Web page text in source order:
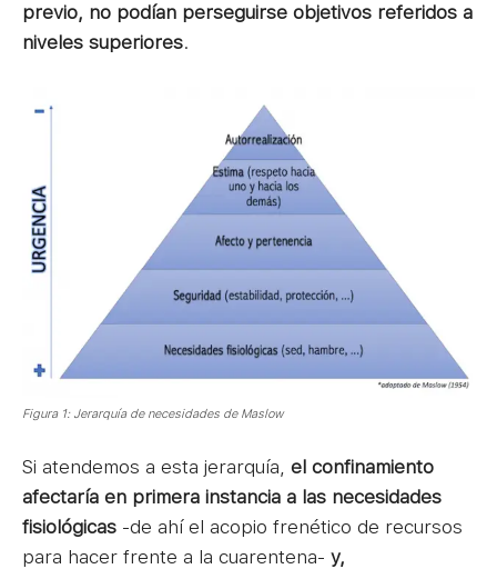
previo, no podían perseguirse objetivos referidos a
niveles superiores.
Figura 1: Jerarquía de necesidades de Maslow
Si atendemos a esta jerarquía, el confinamiento
afectaría en primera instancia a las necesidades
fisiológicas -de ahí el acopio frenético de recursos
para hacer frente a la cuarentena- y,